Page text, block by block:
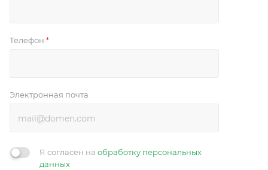
Телефон *
Электронная почта
Я согласен на обработку персональных
данных